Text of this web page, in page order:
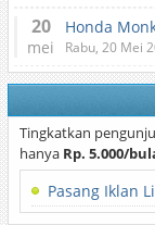
20
mei
Honda
Rabu, 20 Mei
Tingkatkan
hanya Rp. 5.000/
Pasang Iklan